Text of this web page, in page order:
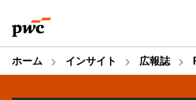
to
content
to
footer
ホーム インサイト 広報誌